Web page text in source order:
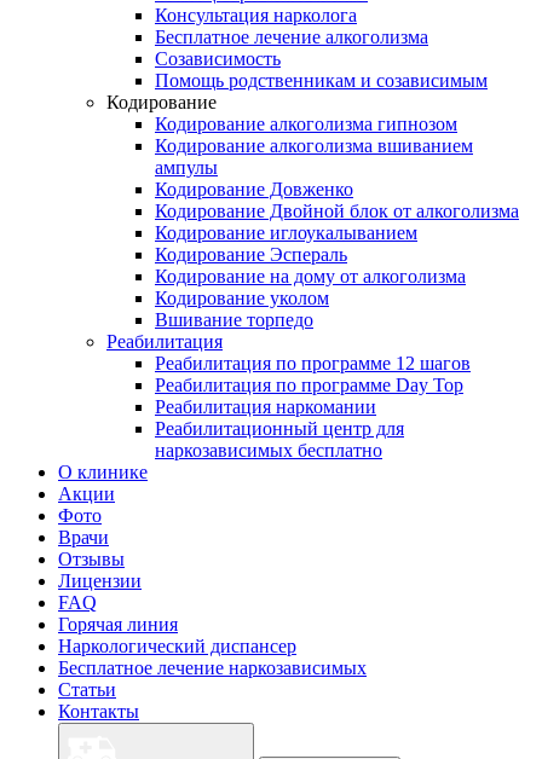
Консультация нарколога
Бесплатное лечение алкоголизма
Созависимость
Помощь родственникам и созависимым
Кодирование
Кодирование алкоголизма гипнозом
Кодирование алкоголизма вшиванием
ампулы
Кодирование Довженко
Кодирование Двойной блок от алкоголизма
Кодирование иглоукалыванием
Кодирование Эспераль
Кодирование на дому от алкоголизма
Кодирование уколом
Вшивание торпедо
Реабилитация
Реабилитация по программе 12 шагов
Реабилитация по программе Day Top
Реабилитация наркомании
Реабилитационный центр для
наркозависимых бесплатно
О клинике
Акции
Фото
Врачи
Отзывы
Лицензии
FAQ
Горячая линия
Наркологический диспансер
Бесплатное лечение наркозависимых
Статьи
Контакты